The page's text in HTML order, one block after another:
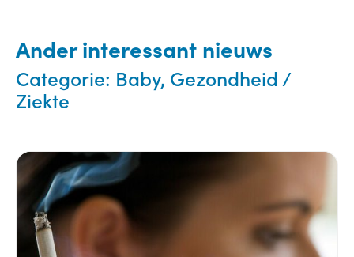
Ander interessant nieuws
Categorie: Baby, Gezondheid /
Ziekte